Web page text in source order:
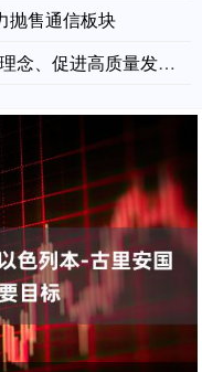
抛售通信板块
促进高质量发展 上交所